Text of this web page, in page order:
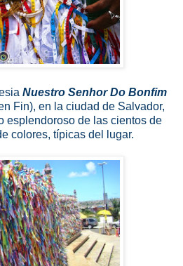
Nuestro Senhor Do Bonfim
Fin), en la ciudad de Salvador,
esplendoroso de las cientos de
colores, típicas del lugar.